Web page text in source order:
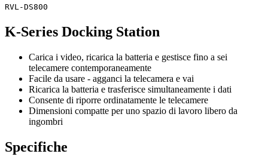
RVL-DS800
K-Series Docking Station
Carica i video, ricarica la batteria e gestisce fino a sei
telecamere contemporaneamente
Facile da usare - agganci la telecamera e vai
Ricarica la batteria e trasferisce simultaneamente i dati
Consente di riporre ordinatamente le telecamere
Dimensioni compatte per uno spazio di lavoro libero da
ingombri
Specifiche